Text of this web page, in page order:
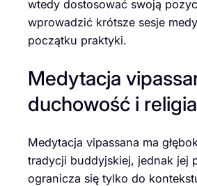
wtedy dostosować swoją
wprowadzić krótsze sesje
początku praktyki.
Medytacja
duchowość i religia
Medytacja vipassana ma
tradycji buddyjskiej, jednak jej
ogranicza się tylko do